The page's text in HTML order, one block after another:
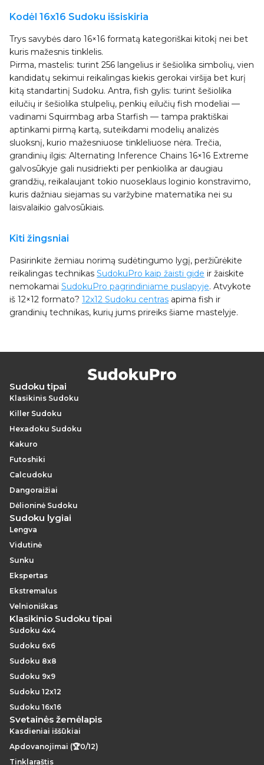
Kodėl 16x16 Sudoku išsiskiria
Trys savybės daro 16×16 formatą kategoriškai kitokį nei bet
kuris mažesnis tinklelis.
Pirma, mastelis: turint 256 langelius ir šešiolika simbolių, vien
kandidatų sekimui reikalingas kiekis gerokai viršija bet kurį
kitą standartinį Sudoku. Antra, fish gylis: turint šešiolika
eilučių ir šešiolika stulpelių, penkių eilučių fish modeliai —
vadinami Squirmbag arba Starfish — tampa praktiškai
aptinkami pirmą kartą, suteikdami modelių analizės
sluoksnį, kurio mažesniuose tinkleliuose nėra. Trečia,
grandinių ilgis: Alternating Inference Chains 16×16 Extreme
galvosūkyje gali nusidriekti per penkiolika ar daugiau
grandžių, reikalaujant tokio nuoseklaus loginio konstravimo,
kuris dažniau siejamas su varžybine matematika nei su
laisvalaikio galvosūkiais.
Kiti žingsniai
Pasirinkite žemiau norimą sudėtingumo lygį, peržiūrėkite
reikalingas technikas SudokuPro kaip žaisti gide ir žaiskite
nemokamai SudokuPro pagrindiniame puslapyje. Atvykote
iš 12×12 formato? 12x12 Sudoku centras apima fish ir
grandinių technikas, kurių jums prireiks šiame mastelyje.
Sudoku tipai
Klasikinis Sudoku
Killer Sudoku
Hexadoku Sudoku
Kakuro
Futoshiki
Calcudoku
Dangoraižiai
Dėlioninė Sudoku
Sudoku lygiai
Lengva
Vidutinė
Sunku
Ekspertas
Ekstremalus
Velnioniškas
Klasikinio Sudoku tipai
Sudoku 4x4
Sudoku 6x6
Sudoku 8x8
Sudoku 9x9
Sudoku 12x12
Sudoku 16x16
Svetainės žemėlapis
Kasdieniai iššūkiai
Apdovanojimai (🏆0/12)
Tinklaraštis